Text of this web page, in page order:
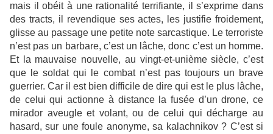
mais il obéit à une rationalité terrifiante, il s’exprime dans
des tracts, il revendique ses actes, les justifie froidement,
glisse au passage une petite note sarcastique. Le terroriste
n’est pas un barbare, c’est un lâche, donc c’est un homme.
Et la mauvaise nouvelle, au vingt-et-unième siècle, c’est
que le soldat qui le combat n’est pas toujours un brave
guerrier. Car il est bien difficile de dire qui est le plus lâche,
de celui qui actionne à distance la fusée d’un drone, ce
mirador aveugle et volant, ou de celui qui décharge au
hasard, sur une foule anonyme, sa kalachnikov ? C’est si